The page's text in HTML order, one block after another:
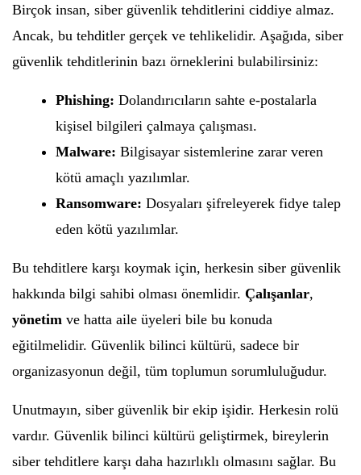
Birçok insan, siber güvenlik tehditlerini ciddiye almaz.
Ancak, bu tehditler gerçek ve tehlikelidir. Aşağıda, siber
güvenlik tehditlerinin bazı örneklerini bulabilirsiniz:
Phishing: Dolandırıcıların sahte e-postalarla
kişisel bilgileri çalmaya çalışması.
Malware: Bilgisayar sistemlerine zarar veren
kötü amaçlı yazılımlar.
Ransomware: Dosyaları şifreleyerek fidye talep
eden kötü yazılımlar.
Bu tehditlere karşı koymak için, herkesin siber güvenlik
hakkında bilgi sahibi olması önemlidir. Çalışanlar,
yönetim ve hatta aile üyeleri bile bu konuda
eğitilmelidir. Güvenlik bilinci kültürü, sadece bir
organizasyonun değil, tüm toplumun sorumluluğudur.
Unutmayın, siber güvenlik bir ekip işidir. Herkesin rolü
vardır. Güvenlik bilinci kültürü geliştirmek, bireylerin
siber tehditlere karşı daha hazırlıklı olmasını sağlar. Bu